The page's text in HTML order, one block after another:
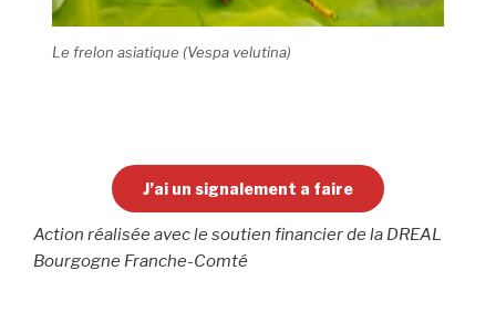
Le frelon asiatique (Vespa velutina)
J’ai un signalement a faire
­­Action réalisée avec le soutien financier de la DREAL
Bourgogne Franche-Comté­